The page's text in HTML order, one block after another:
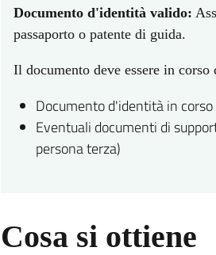
Documento d'identità valido:
passaporto o patente di guida.
Il documento deve essere in
Documento d'identità in
Eventuali documenti di
persona terza)
Cosa si ottiene